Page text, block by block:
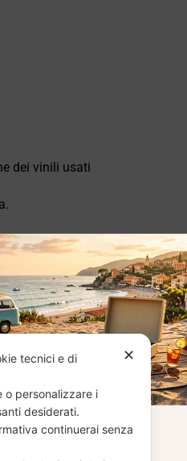
dei vinili usati
online?
i vinili usati
✕
tecnici e di
o personalizzare i
desiderati.
continuerai senza